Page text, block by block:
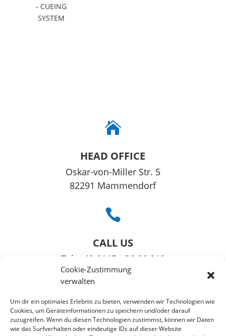
Cookie-Zustimmung
verwalten
Um dir ein optimales Erlebnis zu bieten, verwenden wir Technologien wie
Cookies, um Geräteinformationen zu speichern und/oder darauf
zuzugreifen. Wenn du diesen Technologien zustimmst, können wir Daten
wie das Surfverhalten oder eindeutige IDs auf dieser Website
- CUEING
SYSTEM

HEAD OFFICE
Oskar-von-Miller Str. 5
82291 Mammendorf

CALL US
Tel : +49 8145 - 36 06 810
Fax: +49 3221108991363

EMAIL US